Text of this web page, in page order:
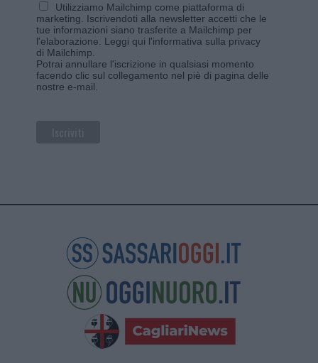
Utilizziamo Mailchimp come piattaforma di
marketing. Iscrivendoti alla newsletter accetti che le
tue informazioni siano trasferite a Mailchimp per
l'elaborazione. Leggi qui l'informativa sulla privacy
di Mailchimp
Potrai annullare l'iscrizione in qualsiasi momento
facendo clic sul collegamento nel piè di pagina delle
nostre e-mail.